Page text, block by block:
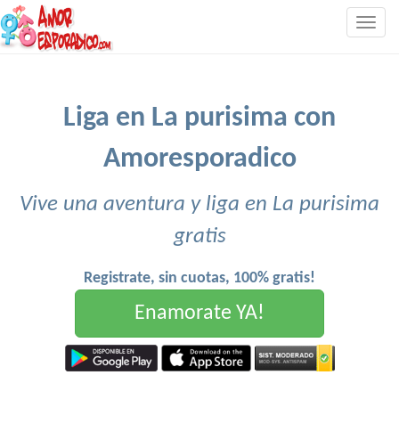
Liga en La purisima con
Amoresporadico
Vive una aventura y liga en La purisima
gratis
Registrate, sin cuotas, 100% gratis!
Enamorate YA!